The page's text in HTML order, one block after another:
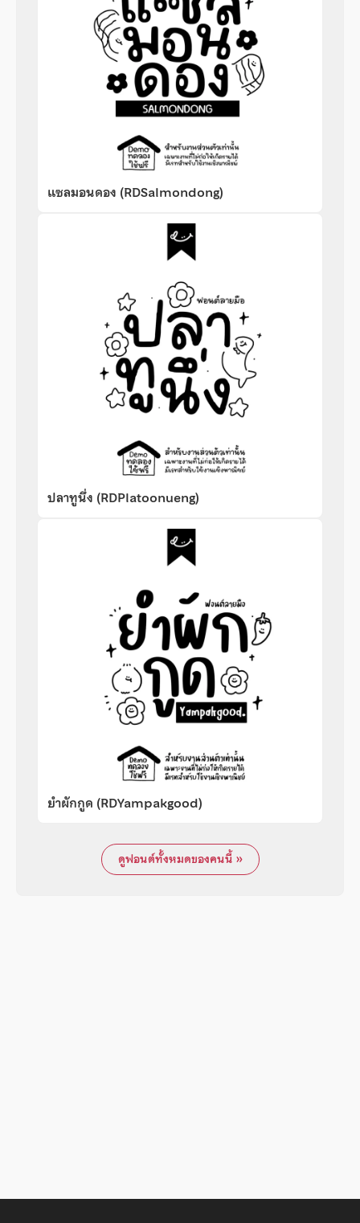
แซลมอนดอง (RDSalmondong)
ปลาทูนึ่ง (RDPlatoonueng)
ยำผักกูด (RDYampakgood)
ดูฟอนต์ทั้งหมดของคนนี้ »